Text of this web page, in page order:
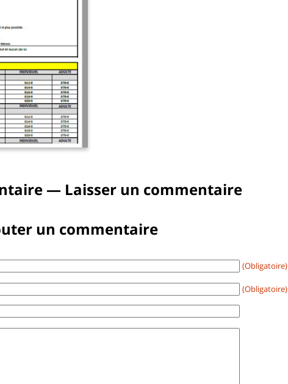
— Laisser un commentaire
un commentaire
(Obligatoire)
(Obligatoire)